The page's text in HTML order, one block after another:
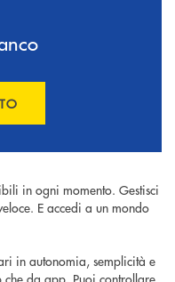
in ogni momento. Gestisci
E accedi a un mondo
in autonomia, semplicità e